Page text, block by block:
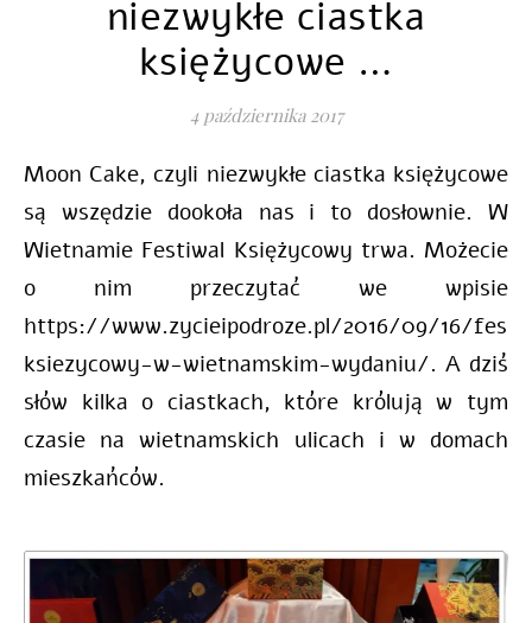
niezwykłe ciastka
księżycowe …
4 października 2017
Moon Cake, czyli niezwykłe ciastka księżycowe
są wszędzie dookoła nas i to dosłownie. W
Wietnamie Festiwal Księżycowy trwa. Możecie
o nim przeczytać we wpisie
https://www.zycieipodroze.pl/2016/09/16/
ksiezycowy-w-wietnamskim-wydaniu/. A dziś
słów kilka o ciastkach, które królują w tym
czasie na wietnamskich ulicach i w domach
mieszkańców.